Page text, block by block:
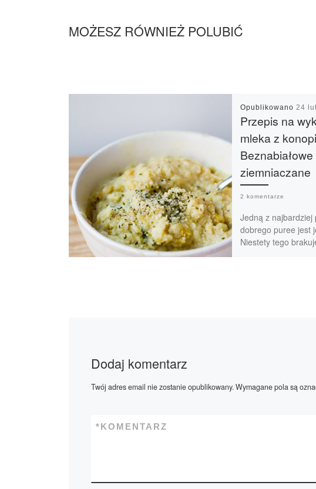
MOŻESZ RÓWNIEŻ POLUBIĆ
Opublikowano 24
Przepis na
mleka z
ziemniaczane
2 komentarze
Jedną z najbardziej
dobrego puree jest
Niestety tego
Dodaj komentarz
Twój adres email nie zostanie opublikowany.Wymagane pola są
KOMENTARZ
*